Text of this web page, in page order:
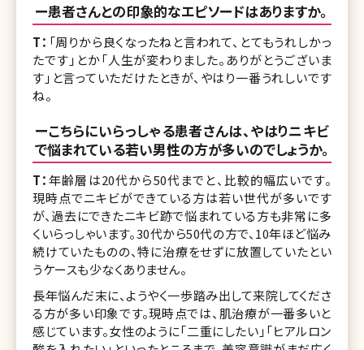
ー患者さんとの印象的なエピソードはありますか。
T： 「周りから良くなったねと言われて、とてもうれしかっ
たです」とか「人生が変わりました。ありがとうございま
す」と言っていただけたときが、やはり一番うれしいです
ね。
ーこちらにいらっしゃる患者さんは、やはりニキビ
で悩まれている若い男性の方が多いのでしょうか。
T：年齢層は20代から50代までと、比較的幅広いです。
現時点でニキビができている方は若い世代が多いです
が、過去にできたニキビ跡で悩まれている方も非常に多
くいらっしゃいます。30代から50代の方で、10年ほど悩み
続けていたものの、特に治療をせずに放置していたとい
うケースも少なくありません。
長年悩んだ末に、ようやく一歩踏み出して来院してくださ
る方が多い印象です。現時点では、肌治療が一番多いと
感じています。女性のように「二重にしたい」「ヒアルロン